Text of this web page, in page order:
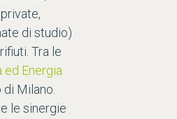
di studio)
Tra le
ed Energia
Milano.
le sinergie